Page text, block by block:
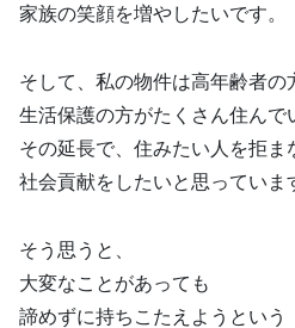
家族の笑顔を増やしたいです。
そして、私の物件は高年齢者の
生活保護の方がたくさん住んで
その延長で、住みたい人を拒ま
社会貢献をしたいと思っていま
そう思うと、
大変なことがあっても
諦めずに持ちこたえようという